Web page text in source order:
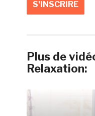
Plus de
Relaxation: